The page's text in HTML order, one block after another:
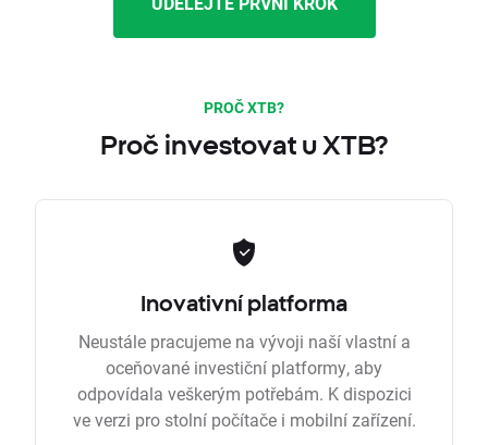
PROČ XTB?
Proč investovat u XTB?
Inovativní platforma
Neustále pracujeme na vývoji naší vlastní a
oceňované investiční platformy, aby
odpovídala veškerým potřebám. K dispozici
ve verzi pro stolní počítače i mobilní zařízení.